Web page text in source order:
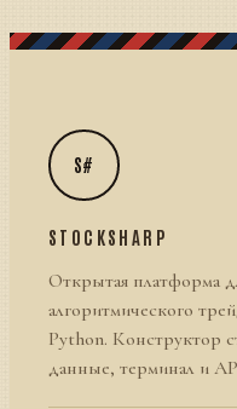
S#
STOCKSHARP
Открытая платформа
алгоритмического
Python. Конструктор
данные, терминал и